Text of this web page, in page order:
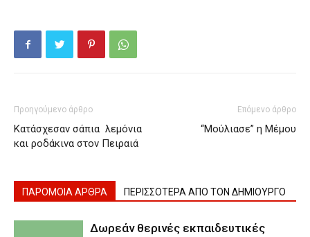
Προηγούμενο άρθρο
Κατάσχεσαν σάπια λεμόνια
και ροδάκινα στον Πειραιά
Επόμενο άρθρο
“Μούλιασε” η Μέμου
ΠΑΡΟΜΟΙΑ ΑΡΘΡΑ ΠΕΡΙΣΣΟΤΕΡΑ ΑΠΟ ΤΟΝ ΔΗΜΙΟΥΡΓΟ
Δωρεάν θερινές εκπαιδευτικές